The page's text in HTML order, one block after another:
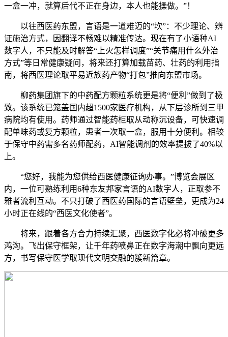
一盒一冲，就算后代不正在身边，本人也能操做。”！
以往西医药东盟，言语是一道难迈的“坎”：不少理论、辨
证施治方式，因翻译不畅难以精准传达。现在有了小语种AI
数字人，不只能及时解答“上火怎样调度”“关节痛用什么外治
方式”等日常健康疑问，将来还打算加载苗药、壮药的利用指
南，将西医理论取平易近族药产物“打包”推向东盟市场。
柳药集团旗下的中药配方颗粒系统更是将“便利”做到了极
致。该系统已笼盖国内超1500家医疗机构，从下层诊所到三甲
病院均有使用。药师通过智能药柜取从动称沉设备，可快速调
配单味药或复方颗粒，患者一次取一盒，服用十分便利。相较
于保守中药需多名药师配药，AI智能调剂的效率提拔了40%以
上。
“您好，我能为您供给西医健康征询办事。”博览会展区
内，一位可熟练利用6种东友邦家言语的AI数字人，正取参不
雅者流利互动。不只打破了西医药国际的言语壁垒，更成为24
小时正在线的“西医文化使者”。
将来，跟着各方合力持续汇聚，西医数字化必将冲破更多
鸿沟。飞出保守框架，让千年药喷鼻正在数字海潮中飘向更远
方，书写保守医学取现代文明交融的簇新篇章。